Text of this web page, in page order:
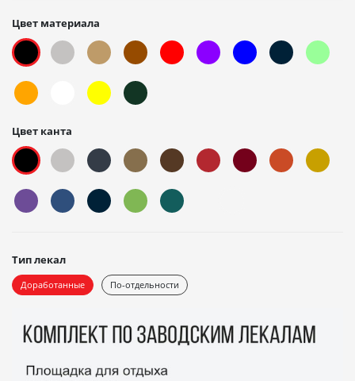
Цвет материала
Цвет канта
Тип лекал
Доработанные По-отдельности